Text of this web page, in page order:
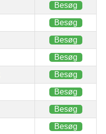
Besøg
Besøg
Besøg
Besøg
Besøg
Besøg
Besøg
Besøg